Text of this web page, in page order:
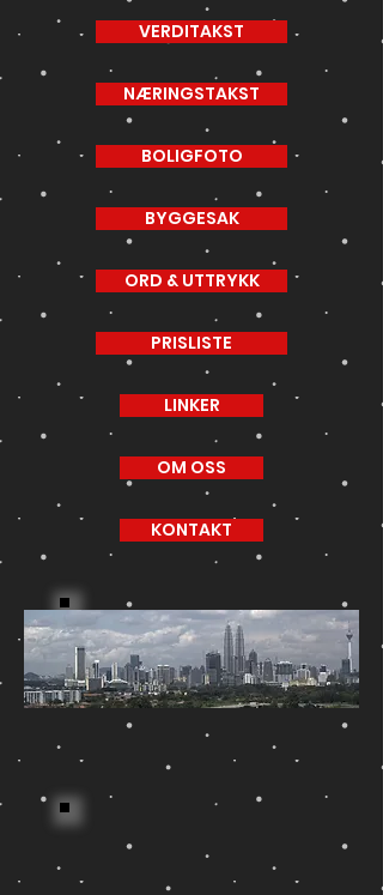
VERDITAKST
NÆRINGSTAKST
BOLIGFOTO
BYGGESAK
ORD & UTTRYKK
PRISLISTE
LINKER
OM OSS
KONTAKT